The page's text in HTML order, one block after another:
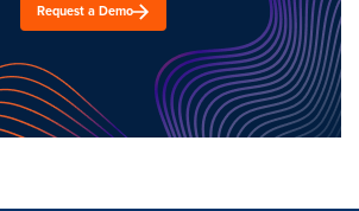
Request a Demo